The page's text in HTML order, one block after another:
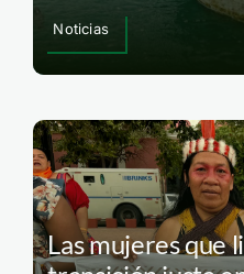
Noticias
Las mujeres que